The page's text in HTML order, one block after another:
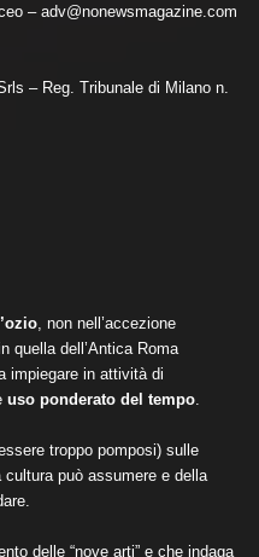
– adv@nonewsmagazine.com
– Reg. Tribunale di Milano n.
, non nell’accezione
quella dell’Antica Roma
impiegare in attività di
uso ponderato del tempo
troppo pomposi) sulle
può assumere e della
delle “nove arti” e che indaga